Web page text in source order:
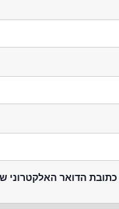
כתובת הדואר האלקטרוני